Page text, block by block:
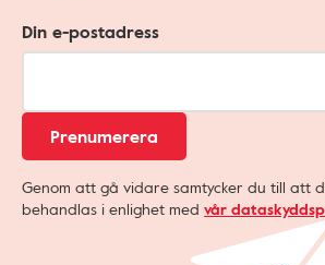
Din e-postadress
Prenumerera
Genom att gå vidare samtycker du till att
behandlas i enlighet med vår